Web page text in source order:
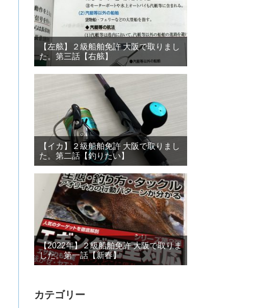
【左舷】２級船舶免許 大阪で取りまし
た。第三話【右舷】
【イカ】２級船舶免許 大阪で取りまし
た。第二話【釣りたい】
【2022年】２級船舶免許 大阪で取りま
した。第一話【新春】
カテゴリー